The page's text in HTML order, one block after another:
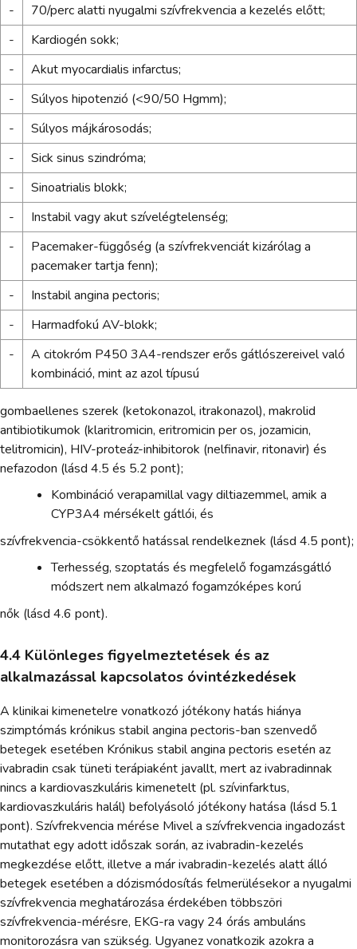
-
70/perc alatti nyugalmi szívfrekvencia a kezelés előtt;
-
Kardiogén sokk;
-
Akut myocardialis infarctus;
-
Súlyos hipotenzió (<90/50 Hgmm);
-
Súlyos májkárosodás;
-
Sick sinus szindróma;
-
Sinoatrialis blokk;
-
Instabil vagy akut szívelégtelenség;
-
Pacemaker-függőség (a szívfrekvenciát kizárólag a
pacemaker tartja fenn);
-
Instabil angina pectoris;
-
Harmadfokú AV-blokk;
-
A citokróm P450 3A4-rendszer erős gátlószereivel való
kombináció, mint az azol típusú
gombaellenes szerek (ketokonazol, itrakonazol), makrolid
antibiotikumok (klaritromicin, eritromicin per os, jozamicin,
telitromicin), HIV-proteáz-inhibitorok (nelfinavir, ritonavir) és
nefazodon (lásd 4.5 és 5.2 pont);
Kombináció verapamillal vagy diltiazemmel, amik a
CYP3A4 mérsékelt gátlói, és
szívfrekvencia-csökkentő hatással rendelkeznek (lásd 4.5 pont);
Terhesség, szoptatás és megfelelő fogamzásgátló
módszert nem alkalmazó fogamzóképes korú
nők (lásd 4.6 pont).
4.4 Különleges figyelmeztetések és az
alkalmazással kapcsolatos óvintézkedések
A klinikai kimenetelre vonatkozó jótékony hatás hiánya
szimptómás krónikus stabil angina pectoris-ban szenvedő
betegek esetében Krónikus stabil angina pectoris esetén az
ivabradin csak tüneti terápiaként javallt, mert az ivabradinnak
nincs a kardiovaszkuláris kimenetelt (pl. szívinfarktus,
kardiovaszkuláris halál) befolyásoló jótékony hatása (lásd 5.1
pont). Szívfrekvencia mérése Mivel a szívfrekvencia ingadozást
mutathat egy adott időszak során, az ivabradin-kezelés
megkezdése előtt, illetve a már ivabradin-kezelés alatt álló
betegek esetében a dózismódosítás felmerülésekor a nyugalmi
szívfrekvencia meghatározása érdekében többszöri
szívfrekvencia-mérésre, EKG-ra vagy 24 órás ambuláns
monitorozásra van szükség. Ugyanez vonatkozik azokra a